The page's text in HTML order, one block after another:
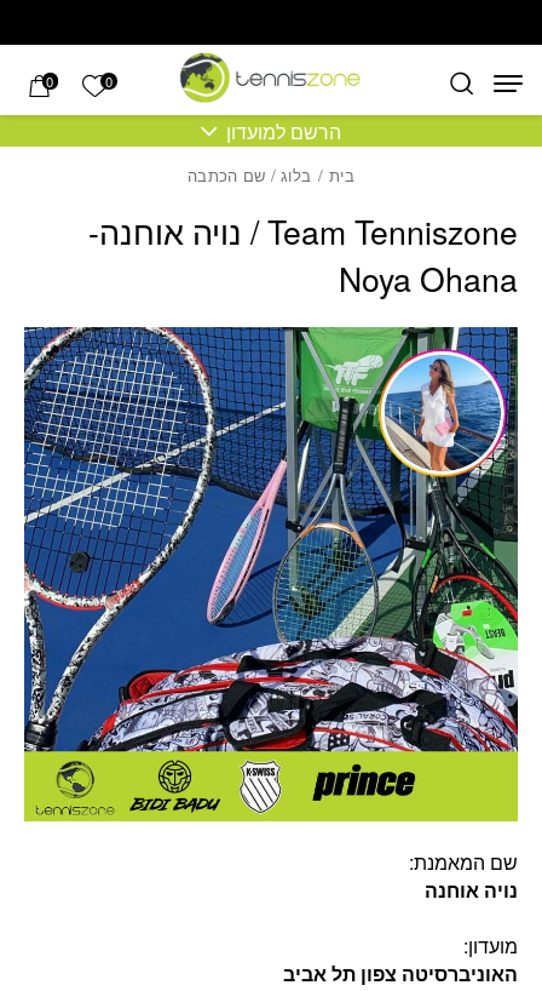
0 הרשימה
0
הרשם למועדון
בית / בלוג/ שם הכתבה
Team Tenniszone / נויה אוחנה-
Noya Ohana
שם המאמנת:
נויה אוחנה
מועדון:
האוניברסיטה צפון תל אביב